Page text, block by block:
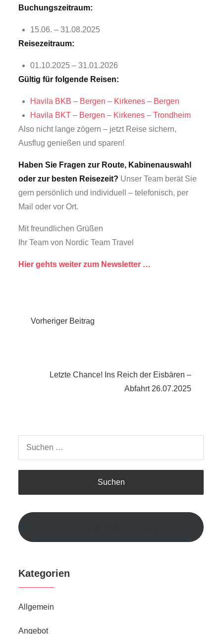
Buchungszeitraum:
15.06. – 31.08.2025
Reisezeitraum:
01.10.2025 – 31.01.2026
Gültig für folgende Reisen:
Havila BKB – Bergen – Kirkenes – Bergen
Havila BKT – Bergen – Kirkenes – Trondheim
Also nicht lange zögern – jetzt Reise sichern,
Ausflug genießen und sparen!
Haben Sie Fragen zur Route, Kabinenauswahl
oder zur besten Reisezeit? Unser Team berät Sie
gern persönlich und individuell – telefonisch, per
Mail oder vor Ort.
Mit freundlichen Grüßen
Ihr Team von Nordic Team Travel
Hier gehts weiter zum Newsletter …
Vorheriger Beitrag
Letzte Chance! Ins Reich der Eisbären –
Abfahrt 26.07.2025
Kategorien
Allgemein
Angebot